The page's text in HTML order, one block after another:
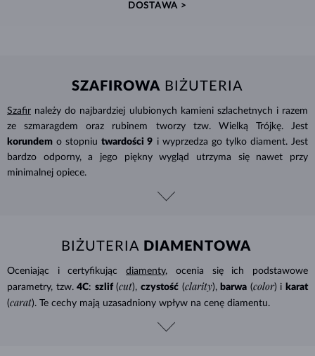
DOSTAWA >
SZAFIROWA BIŻUTERIA
Szafir należy do najbardziej ulubionych kamieni szlachetnych i razem
ze szmaragdem oraz rubinem tworzy tzw. Wielką Trójkę. Jest
korundem o stopniu twardości 9 i wyprzedza go tylko diament. Jest
bardzo odporny, a jego piękny wygląd utrzyma się nawet przy
minimalnej opiece.
BIŻUTERIA DIAMENTOWA
Oceniając i certyfikującdiamenty, ocenia się ich podstawowe
parametry, tzw. 4C: szlif (cut), czystość (clarity), barwa (color) i karat
(carat). Te cechy mają uzasadniony wpływ na cenę diamentu.